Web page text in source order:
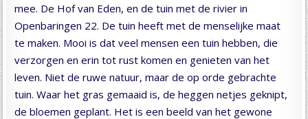
mee. De Hof van Eden, en de tuin met de rivier in
Openbaringen 22. De tuin heeft met de menselijke maat
te maken. Mooi is dat veel mensen een tuin hebben, die
verzorgen en erin tot rust komen en genieten van het
leven. Niet de ruwe natuur, maar de op orde gebrachte
tuin. Waar het gras gemaaid is, de heggen netjes geknipt,
de bloemen geplant. Het is een beeld van het gewone